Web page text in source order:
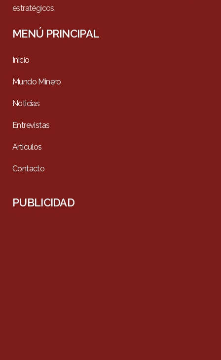
estratégicos.
MENÚ PRINCIPAL
Inicio
Mundo Minero
Noticias
Entrevistas
Artículos
Contacto
PUBLICIDAD